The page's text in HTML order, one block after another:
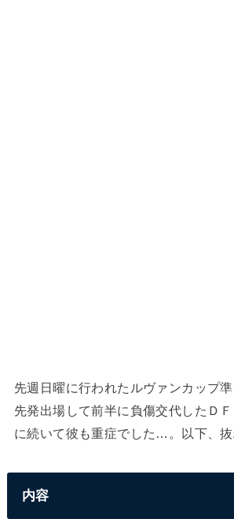
先週日曜に行われたルヴァンカップ
先発出場して前半に負傷交代したＤ
に続いて彼も重症でした…。以下、抜
内容